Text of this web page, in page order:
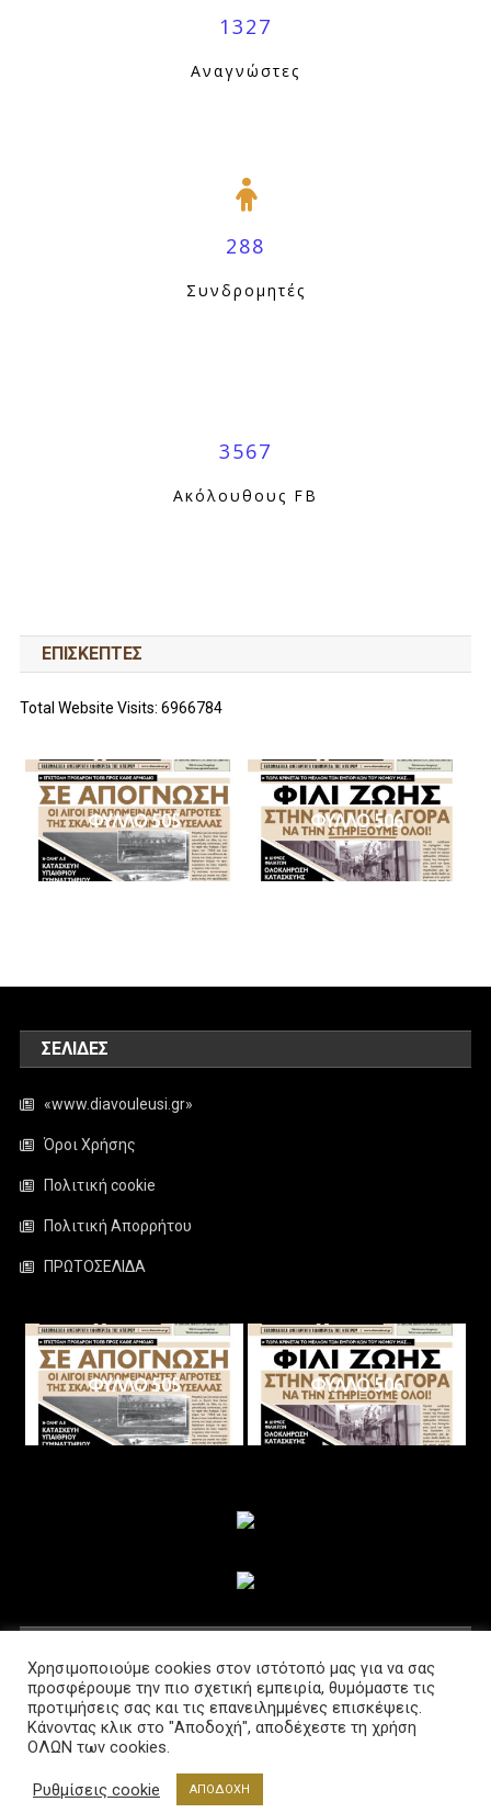
1327
Αναγνώστες
288
Συνδρομητές
3567
Ακόλουθους FB
ΕΠΙΣΚΕΠΤΕΣ
Total Website Visits: 6966784
ΦΥΛΛΟ 505 ΦΥΛΛΟ 506
ΣΕΛΊΔΕΣ
«www.diavouleusi.gr»
Όροι Χρήσης
Πολιτική cookie
Πολιτική Απορρήτου
ΠΡΩΤΟΣΕΛΙΔΑ
ΦΥΛΛΟ 505 ΦΥΛΛΟ 506
Διαβούλευση @2021 Powered by www.lab-net.gr
Χρησιμοποιούμε cookies στον ιστότοπό μας για να σας
προσφέρουμε την πιο σχετική εμπειρία, θυμόμαστε τις
προτιμήσεις σας και τις επανειλημμένες επισκέψεις.
Κάνοντας κλικ στο "Αποδοχή", αποδέχεστε τη χρήση
ΟΛΩΝ των cookies.
Ρυθμίσεις cookie ΑΠΟΔΟΧΗ